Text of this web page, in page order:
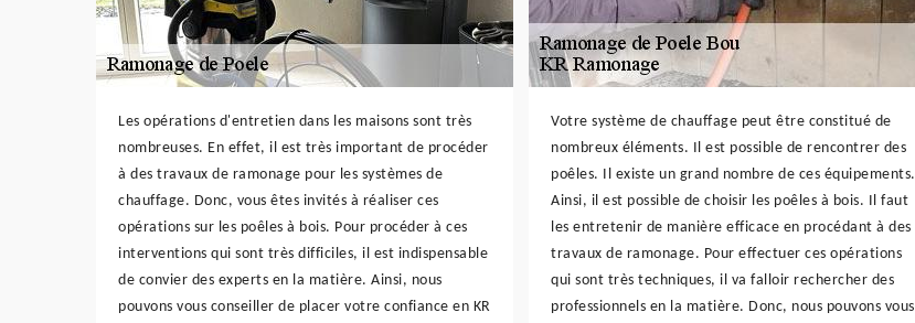
Les opérations d'entretien dans les maisons sont très
nombreuses. En effet, il est très important de procéder
à des travaux de ramonage pour les systèmes de
chauffage. Donc, vous êtes invités à réaliser ces
opérations sur les poêles à bois. Pour procéder à ces
interventions qui sont très difficiles, il est indispensable
de convier des experts en la matière. Ainsi, nous
pouvons vous conseiller de placer votre confiance en KR
Votre système de chauffage peut être constitué de
nombreux éléments. Il est possible de rencontrer des
poêles. Il existe un grand nombre de ces équipements.
Ainsi, il est possible de choisir les poêles à bois. Il faut
les entretenir de manière efficace en procédant à des
travaux de ramonage. Pour effectuer ces opérations
qui sont très techniques, il va falloir rechercher des
professionnels en la matière. Donc, nous pouvons vous